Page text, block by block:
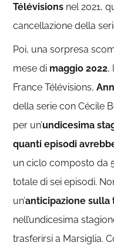
Télévisions nel 2021,
cancellazione della
Poi, una sorpresa
mese di maggio 2022,
France Télévisions,
della serie con Cécile
per un’undicesima
quanti episodi
un ciclo composto da
totale di sei episodi.
un’anticipazione sulla
nell’undicesima
trasferirsi a Marsiglia.